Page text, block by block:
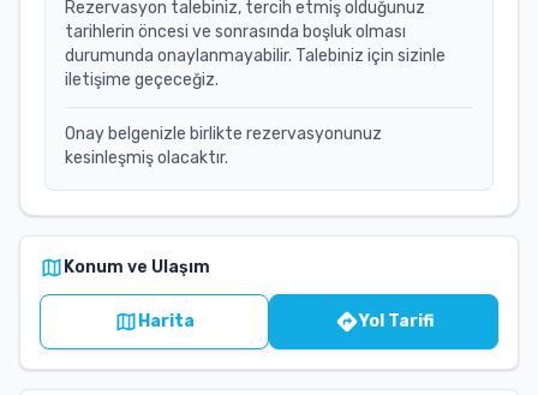
Rezervasyon talebiniz, tercih etmiş olduğunuz
tarihlerin öncesi ve sonrasında boşluk olması
durumunda onaylanmayabilir. Talebiniz için sizinle
iletişime geçeceğiz.
Onay belgenizle birlikte rezervasyonunuz
kesinleşmiş olacaktır.
Konum ve Ulaşım
Harita Yol Tarifi